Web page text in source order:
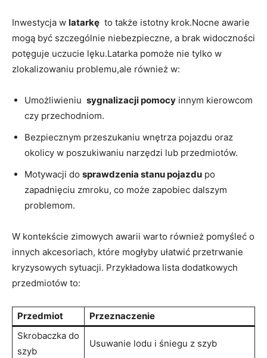
Inwestycja w latarkę ​ to także istotny ⁢krok.Nocne awarie
mogą być szczególnie niebezpieczne, ‍a‍ brak widoczności
potęguje uczucie lęku.Latarka ‍pomoże nie tylko w
zlokalizowaniu problemu,ale również w:
Umożliwieniu ⁤ sygnalizacji⁣ pomocy innym kierowcom
czy przechodniom.
Bezpiecznym przeszukaniu wnętrza‌ pojazdu oraz
okolicy w ‍poszukiwaniu narzędzi lub przedmiotów.
Motywacji do sprawdzenia stanu pojazdu po
zapadnięciu⁤ zmroku, co może zapobiec dalszym
problemom.
W kontekście zimowych awarii warto również pomyśleć o
innych ‍akcesoriach, które mogłyby ułatwić ‌przetrwanie
‌kryzysowych ‌sytuacji. Przykładowa lista dodatkowych
przedmiotów⁣ to:
Przedmiot
Przeznaczenie
Skrobaczka do
szyb
Usuwanie lodu i śniegu ⁢z szyb